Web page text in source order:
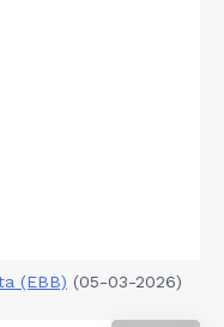
(EBB) (05-03-2026)